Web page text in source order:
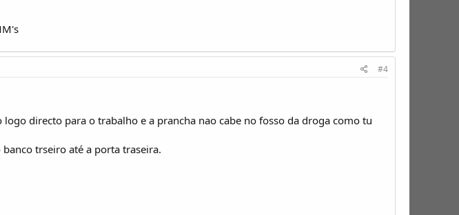
#4
directo para o trabalho e a prancha nao cabe no fosso da droga como tu
trseiro até a porta traseira.